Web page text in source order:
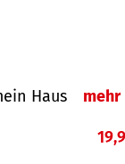
Haus mehr